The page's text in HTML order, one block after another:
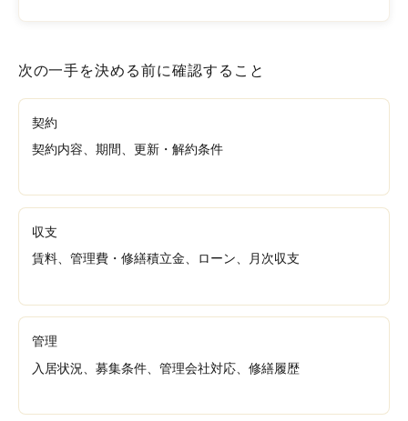
次の一手を決める前に確認すること
契約
契約内容、期間、更新・解約条件
収支
賃料、管理費・修繕積立金、ローン、月次収支
管理
入居状況、募集条件、管理会社対応、修繕履歴